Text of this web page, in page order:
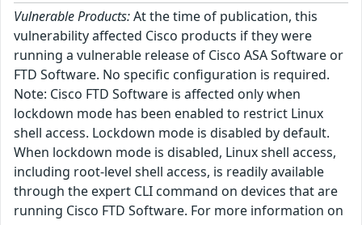
Vulnerable Products:At the time of publication, this
vulnerability affected Cisco products if they were
running a vulnerable release of Cisco ASA Software or
FTD Software. No specific configuration is required.
Note: Cisco FTD Software is affected only when
lockdown mode has been enabled to restrict Linux
shell access. Lockdown mode is disabled by default.
When lockdown mode is disabled, Linux shell access,
including root-level shell access, is readily available
through the expert CLI command on devices that are
running Cisco FTD Software. For more information on